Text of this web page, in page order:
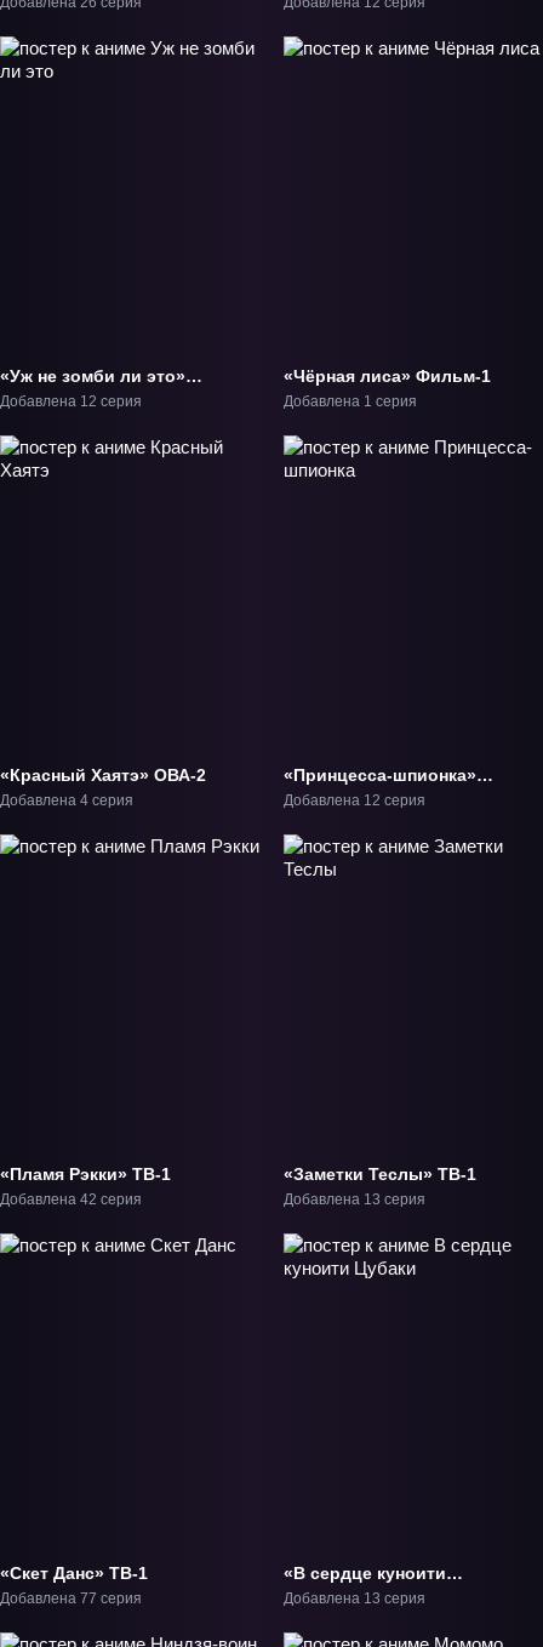
«Уж не зомби ли это»
ТВ-1
Добавлена 12 серия
«Чёрная лиса» Фильм-1
Добавлена 1 серия
«Красный Хаятэ» ОВА-2
Добавлена 4 серия
«Принцесса-шпионка»
ТВ-1
Добавлена 12 серия
«Пламя Рэкки» ТВ-1
Добавлена 42 серия
«Заметки Теслы» ТВ-1
Добавлена 13 серия
«Скет Данс» ТВ-1
Добавлена 77 серия
«В сердце куноити
Цубаки» ТВ-1
Добавлена 13 серия